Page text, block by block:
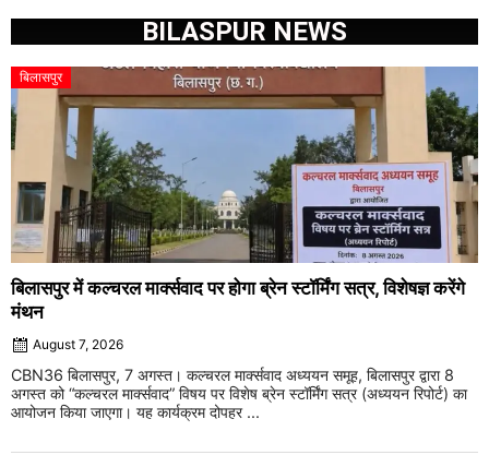
BILASPUR NEWS
बिलासपुर
बिलासपुर में कल्चरल मार्क्सवाद पर होगा ब्रेन स्टॉर्मिंग सत्र, विशेषज्ञ करेंगे
मंथन
August 7, 2026
CBN36 बिलासपुर, 7 अगस्त। कल्चरल मार्क्सवाद अध्ययन समूह, बिलासपुर द्वारा 8
अगस्त को “कल्चरल मार्क्सवाद” विषय पर विशेष ब्रेन स्टॉर्मिंग सत्र (अध्ययन रिपोर्ट) का
आयोजन किया जाएगा। यह कार्यक्रम दोपहर ...